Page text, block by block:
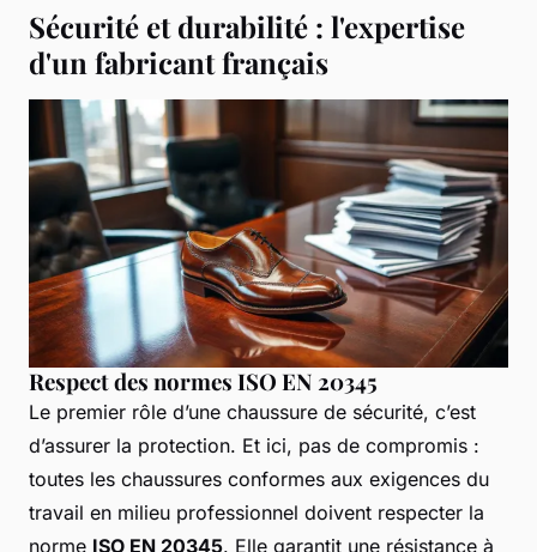
Sécurité et durabilité : l'expertise
d'un fabricant français
Respect des normes ISO EN 20345
Le premier rôle d’une chaussure de sécurité, c’est
d’assurer la protection. Et ici, pas de compromis :
toutes les chaussures conformes aux exigences du
travail en milieu professionnel doivent respecter la
norme ISO EN 20345. Elle garantit une résistance à